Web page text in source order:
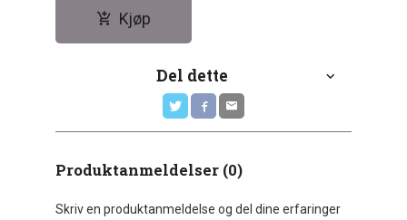
Kjøp
Del dette
Produktanmeldelser (0)
Skriv en produktanmeldelse og del dine erfaringer